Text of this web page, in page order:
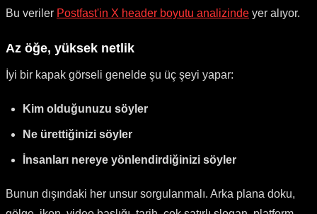
Bu veriler Postfast'in X header boyutu analizinde yer alıyor.
Az öğe, yüksek netlik
İyi bir kapak görseli genelde şu üç şeyi yapar:
Kim olduğunuzu söyler
Ne ürettiğinizi söyler
İnsanları nereye yönlendirdiğinizi söyler
Bunun dışındaki her unsur sorgulanmalı. Arka plana doku,